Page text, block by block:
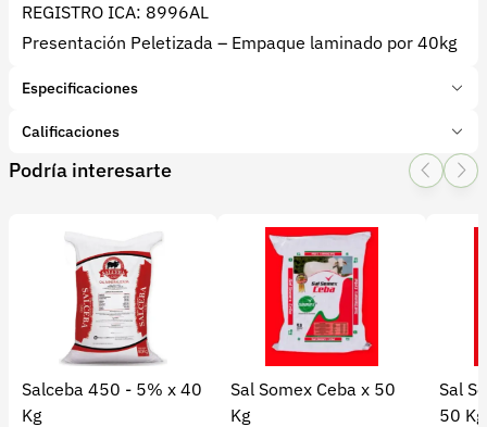
REGISTRO ICA: 8996AL
Presentación Peletizada – Empaque laminado por 40kg
Especificaciones
Marca:
ITALCOL
Tipo de producto:Insumo
Calificaciones
1 Star
2 Star
3 Star4 Star
0 calificaciones
5 Estrellas
3 Estrellas
Podría interesarte
Salceba 450 - 5% x 40
Kg
Sal Somex Ceba x 50
Kg
Sal
50 Kg